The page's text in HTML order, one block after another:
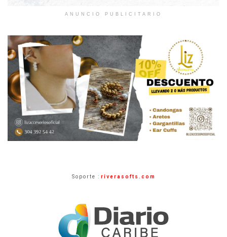
ANUNCIO PUBLICITARIO
Soporte : riverasofts.com